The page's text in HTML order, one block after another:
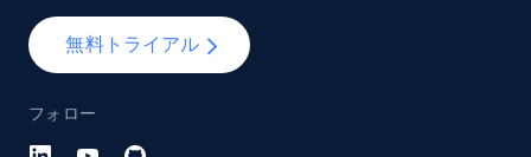
Lazada - Products
price, Currency, Stock, and more.
無料トライアル
フォロー